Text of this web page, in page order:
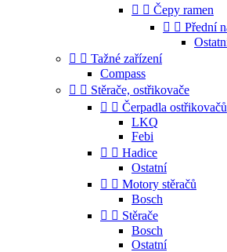
  Čepy ramen
  Přední
  Tažné zařízení
Compass
  Stěrače, ostřikovače
  Čerpadla ostřikovačů
LKQ
Febi
  Hadice
Ostatní
  Motory stěračů
Bosch
  Stěrače
Bosch
Ostatní